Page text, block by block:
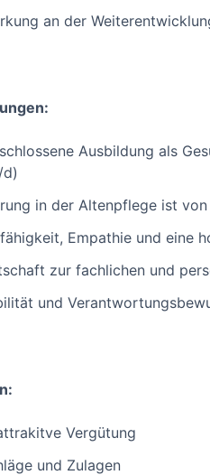
an der
Ausbildung als
in der Altenpflege ist
Empathie und eine
zur fachlichen und
und
Vergütung
und Zulagen